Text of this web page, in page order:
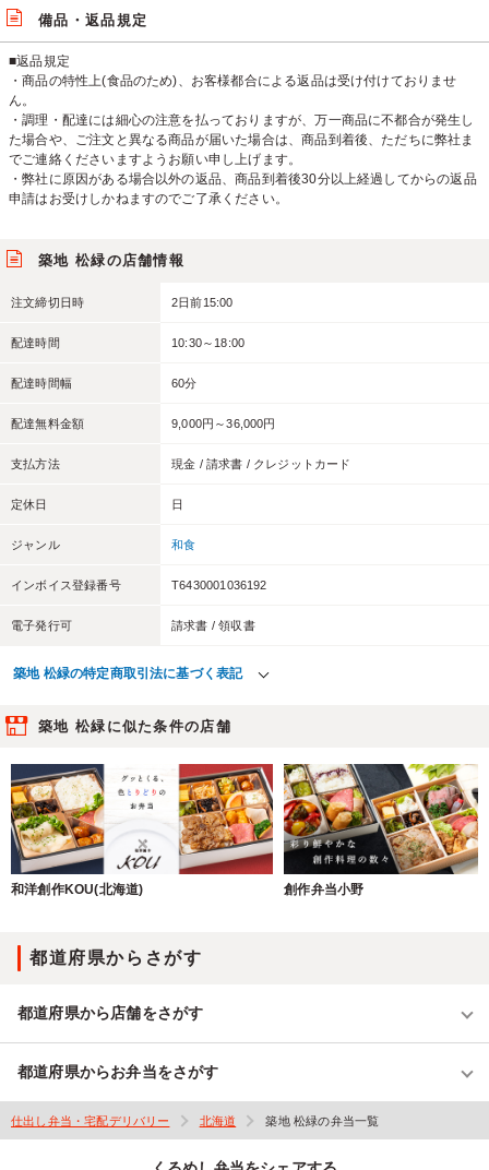
備品・返品規定
■返品規定
・商品の特性上(食品のため)、お客様都合による返品は受け付けておりませ
ん。
・調理・配達には細心の注意を払っておりますが、万一商品に不都合が発生し
た場合や、ご注文と異なる商品が届いた場合は、商品到着後、ただちに弊社ま
でご連絡くださいますようお願い申し上げます。
・弊社に原因がある場合以外の返品、商品到着後30分以上経過してからの返品
申請はお受けしかねますのでご了承ください。
築地 松緑の店舗情報
注文締切日時 2日前15:00
配達時間 10:30～18:00
配達時間幅 60分
配達無料金額 9,000円～36,000円
支払方法 現金 / 請求書 / クレジットカード
定休日 日
ジャンル 和食
インボイス登録番号 T6430001036192
電子発行可 請求書 / 領収書
築地 松緑の特定商取引法に基づく表記
築地 松緑に似た条件の店舗
和洋創作KOU(北海道) 創作弁当小野
都道府県からさがす
都道府県から店舗をさがす
都道府県からお弁当をさがす
仕出し弁当・宅配デリバリー 北海道 築地 松緑の弁当一覧